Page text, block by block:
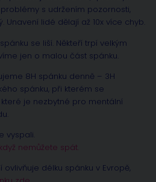
s udržením pozornosti,
Unavení lidé dělají až 10x více chyb.
se liší. Někteří trpí velkým
jen o malou část spánku.
8H spánku denně – 3H
spánku, při kterém se
je nezbytné pro mentální
vyspali.
nemůžete spát.
délku spánku v Evropě,